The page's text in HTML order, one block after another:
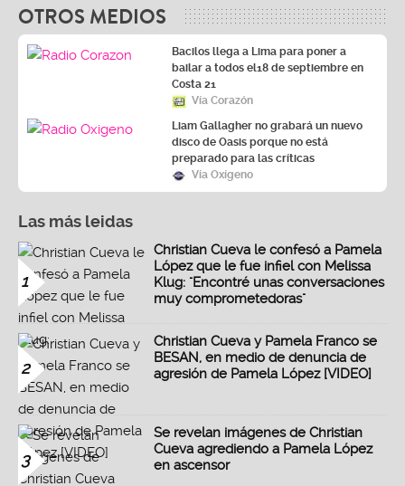
OTROS MEDIOS
Bacilos llega a Lima para poner a
bailar a todos el18 de septiembre en
Costa 21
Vía Corazón
Liam Gallagher no grabará un nuevo
disco de Oasis porque no está
preparado para las críticas
Vía Oxígeno
Las más leidas
1
Christian Cueva le confesó a Pamela
López que le fue infiel con Melissa
Klug: "Encontré unas conversaciones
muy comprometedoras"
2
Christian Cueva y Pamela Franco se
BESAN, en medio de denuncia de
agresión de Pamela López [VIDEO]
3
Se revelan imágenes de Christian
Cueva agrediendo a Pamela López
en ascensor